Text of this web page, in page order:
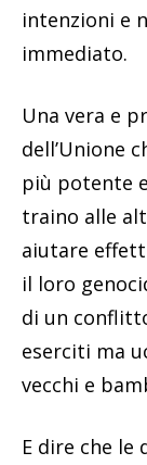
intenzioni e
immediato.
Una vera e
dell’Unione
più potente
traino alle
aiutare
il loro
di un
eserciti ma
vecchi e
E dire che le